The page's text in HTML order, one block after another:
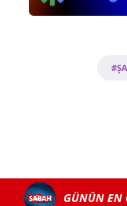
GÜNÜN EN